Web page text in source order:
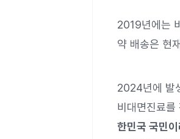
2019년에는
약 배송은 현
2024년에 발
비대면진료
한민국 국민